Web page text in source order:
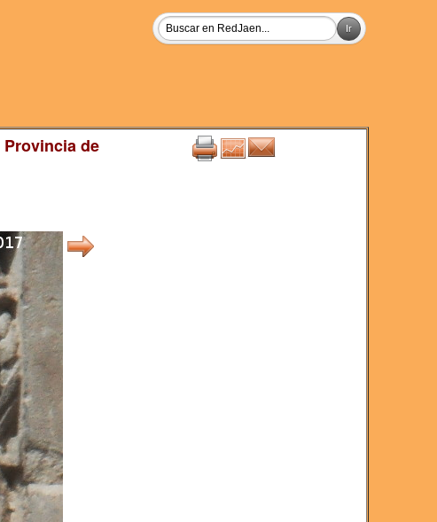
Provincia de